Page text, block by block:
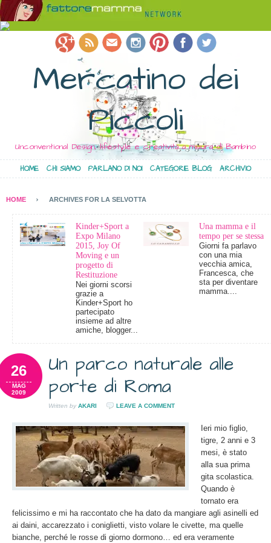
Mercatino dei
Piccoli
Unconventional Design, lifestyle e creatività a misura di Bambino
HOME CHI SIAMO PARLANO DI NOI CATEGORIE BLOG ARCHIVIO
HOME ARCHIVES FOR LA SELVOTTA
Kinder+Sport a
Expo Milano
2015, Joy Of
Moving e un
progetto di
Restituzione
Nei giorni scorsi
grazie a
Kinder+Sport ho
partecipato
insieme ad altre
amiche, blogger...
Una mamma e il
tempo per se stessa
Giorni fa parlavo
con una mia
vecchia amica,
Francesca, che
sta per diventare
mamma....
Un parco naturale alle
porte di Roma
26
MAG
2009
Written by AKARI LEAVE A COMMENT
Ieri mio figlio,
tigre, 2 anni e 3
mesi, è stato
alla sua prima
gita scolastica.
Quando è
tornato era
felicissimo e mi ha raccontato che ha dato da mangiare agli asinelli ed
ai daini, accarezzato i coniglietti, visto volare le civette, ma quelle
bianche, perché le rosse di giorno dormono… ed era veramente